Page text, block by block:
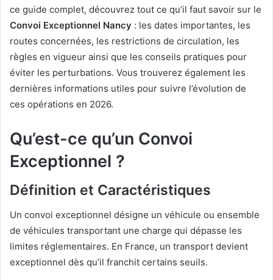
ce guide complet, découvrez tout ce qu’il faut savoir sur le
Convoi Exceptionnel Nancy : les dates importantes, les
routes concernées, les restrictions de circulation, les
règles en vigueur ainsi que les conseils pratiques pour
éviter les perturbations. Vous trouverez également les
dernières informations utiles pour suivre l’évolution de
ces opérations en 2026.
Qu’est-ce qu’un Convoi
Exceptionnel ?
Définition et Caractéristiques
Un convoi exceptionnel désigne un véhicule ou ensemble
de véhicules transportant une charge qui dépasse les
limites réglementaires. En France, un transport devient
exceptionnel dès qu’il franchit certains seuils.